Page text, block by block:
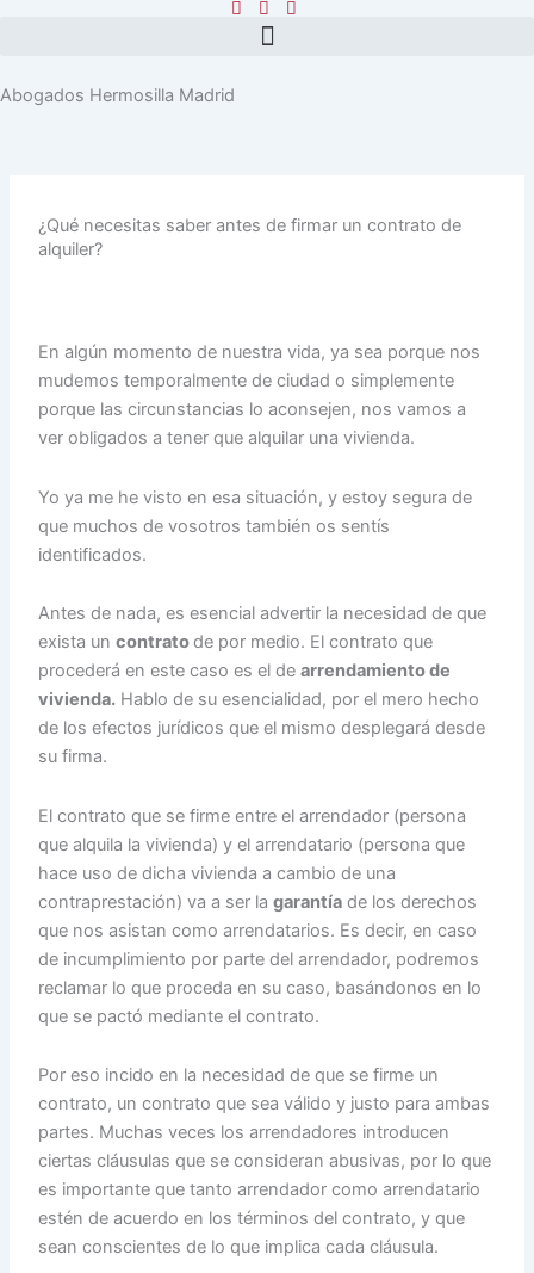
Abogados Hermosilla Madrid
¿Qué necesitas saber antes de firmar un contrato de
alquiler?
En algún momento de nuestra vida, ya sea porque nos
mudemos temporalmente de ciudad o simplemente
porque las circunstancias lo aconsejen, nos vamos a
ver obligados a tener que alquilar una vivienda.
Yo ya me he visto en esa situación, y estoy segura de
que muchos de vosotros también os sentís
identificados.
Antes de nada, es esencial advertir la necesidad de que
exista uncontratode por medio. El contrato que
procederá en este caso es el dearrendamiento de
vivienda. Hablo de su esencialidad, por el mero hecho
de los efectos jurídicos que el mismo desplegará desde
su firma.
El contrato que se firme entre el arrendador (persona
que alquila la vivienda) y el arrendatario (persona que
hace uso de dicha vivienda a cambio de una
contraprestación) va a ser lagarantía de los derechos
que nos asistan como arrendatarios. Es decir, en caso
de incumplimiento por parte del arrendador, podremos
reclamar lo que proceda en su caso, basándonos en lo
que se pactó mediante el contrato.
Por eso incido en la necesidad de que se firme un
contrato, un contrato que sea válido y justo para ambas
partes. Muchas veces los arrendadores introducen
ciertas cláusulas que se consideran abusivas, por lo que
es importante que tanto arrendador como arrendatario
estén de acuerdo en los términos del contrato, y que
sean conscientes de lo que implica cada cláusula.